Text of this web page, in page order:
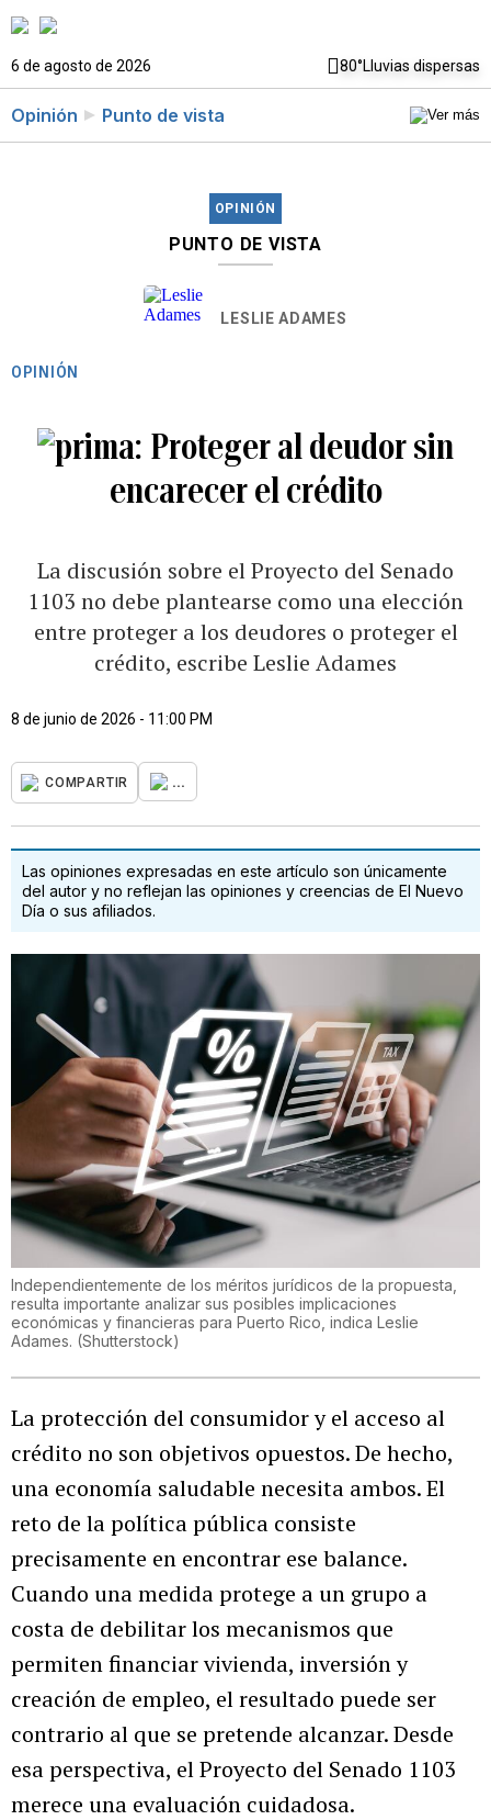
6 de agosto de 2026 80°Lluvias dispersas
Opinión Punto de vista
OPINIÓN
PUNTO DE VISTA
LESLIE ADAMES
OPINIÓN
Proteger al deudor sin
encarecer el crédito
La discusión sobre el Proyecto del Senado
1103 no debe plantearse como una elección
entre proteger a los deudores o proteger el
crédito, escribe Leslie Adames
8 de junio de 2026 - 11:00 PM
COMPARTIR ...
Las opiniones expresadas en este artículo son únicamente
del autor y no reflejan las opiniones y creencias de El Nuevo
Día o sus afiliados.
Independientemente de los méritos jurídicos de la propuesta,
resulta importante analizar sus posibles implicaciones
económicas y financieras para Puerto Rico, indica Leslie
Adames. (Shutterstock)
La protección del consumidor y el acceso al
crédito no son objetivos opuestos. De hecho,
una economía saludable necesita ambos. El
reto de la política pública consiste
precisamente en encontrar ese balance.
Cuando una medida protege a un grupo a
costa de debilitar los mecanismos que
permiten financiar vivienda, inversión y
creación de empleo, el resultado puede ser
contrario al que se pretende alcanzar. Desde
esa perspectiva, el Proyecto del Senado 1103
merece una evaluación cuidadosa.